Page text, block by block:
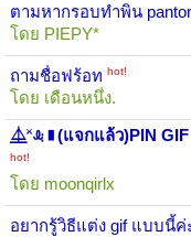
ตามหากรอบทำพิน
โดย PIEPY*
ถามชื่อฟร้อท hot!
โดย เดือนหนึ่ง.
⏅˟ꕋ▮(แจกแล้ว)PIN GIF
hot!
โดย moonqirlx
อยากรู้วิธีแต่ง gif แบบนี้ค่